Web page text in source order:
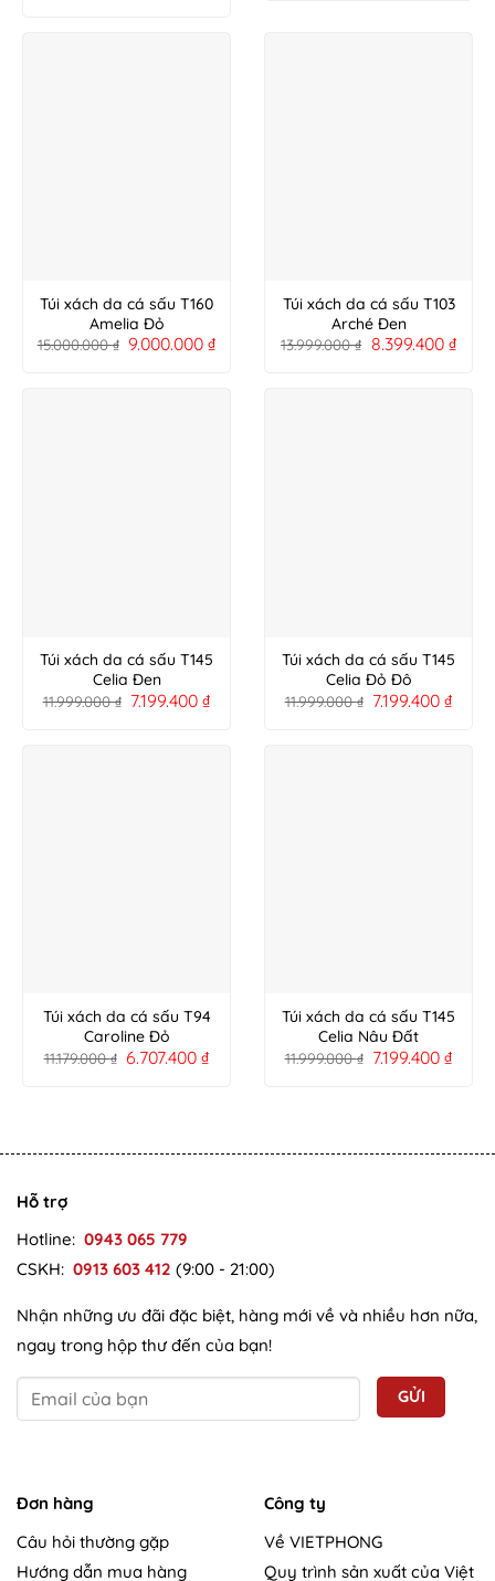
Túi xách da cá sấu T160
Amelia Đỏ
15.000.000₫ 9.000.000₫
Túi xách da cá sấu T103
Arché Đen
13.999.000₫ 8.399.400 ₫
Túi xách da cá sấu T145
Celia Đen
11.999.000₫ 7.199.400₫
Túi xách da cá sấu T145
Celia Đỏ Đô
11.999.000₫ 7.199.400₫
Túi xách da cá sấu T94
Caroline Đỏ
11.179.000₫ 6.707.400₫
Túi xách da cá sấu T145
Celia Nâu Đất
11.999.000₫ 7.199.400₫
Hỗ trợ
Hotline: 0943 065 779
CSKH: 0913 603 412 (9:00 - 21:00)
Nhận những ưu đãi đặc biệt, hàng mới về và nhiều hơn nữa,
ngay trong hộp thư đến của bạn!
Đơn hàng
Câu hỏi thường gặp
Hướng dẫn mua hàng
Công ty
Về VIETPHONG
Quy trình sản xuất của Việt